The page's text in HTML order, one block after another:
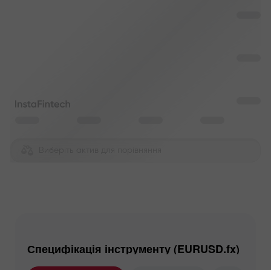
Специфікація інструменту (EURUSD.fx)